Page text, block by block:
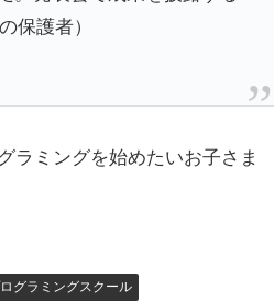
保護者）
ラミングを始めたいお子さま
グラミングスクール